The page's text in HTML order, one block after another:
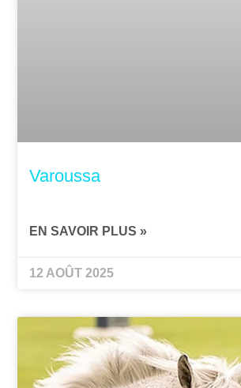
Varoussa
EN SAVOIR PLUS »
12 AOÛT 2025